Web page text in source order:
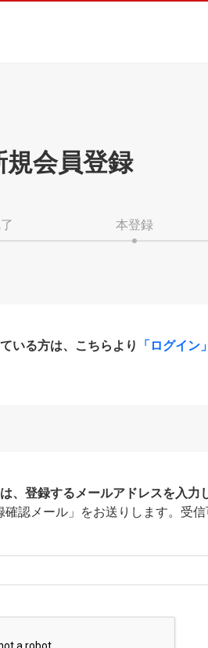
規会員登録
本登録
いる方は、こちらより 「ログイン」
登録するメールアドレスを入力
認メール」をお送りします。受